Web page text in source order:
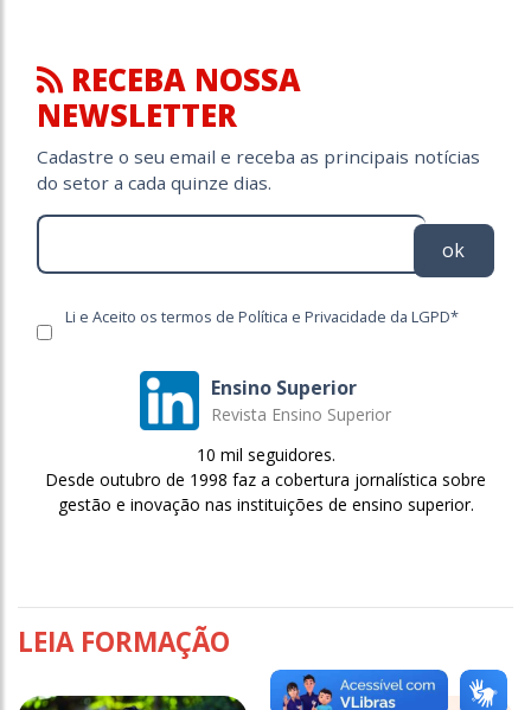
RECEBA NOSSA
NEWSLETTER
Cadastre o seu email e receba as principais notícias
do setor a cada quinze dias.
ok
Li e Aceito os termos de Política e Privacidade da LGPD*
Ensino Superior
Revista Ensino Superior
10 mil seguidores.
Desde outubro de 1998 faz a cobertura jornalística sobre
gestão e inovação nas instituições de ensino superior.
LEIA FORMAÇÃO